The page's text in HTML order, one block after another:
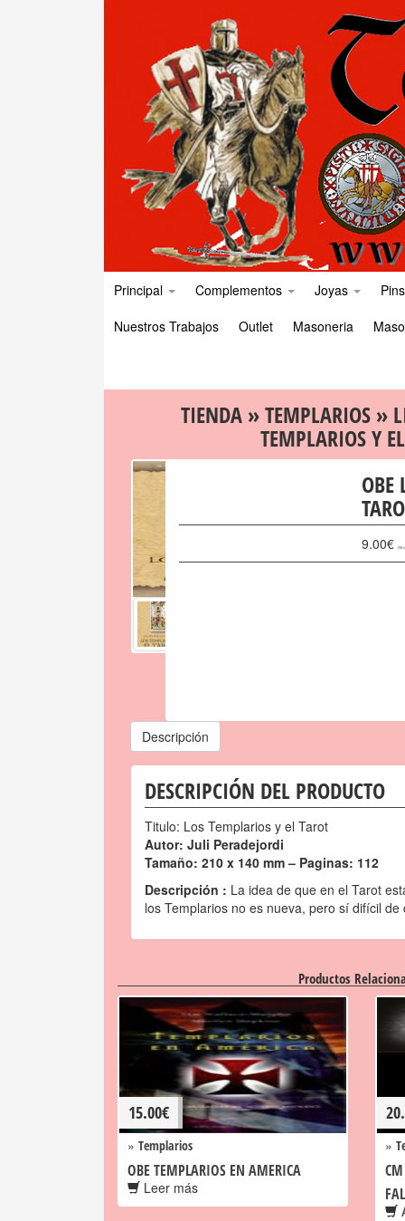
Principal Complementos Joyas
Pins
Nuestros Trabajos
Outlet Masoneria
TIENDA»TEMPLARIOS»
TEMPLARIOS Y
OBE
9.00€ IVA
Descripción
DESCRIPCIÓN DEL PRODUCTO
Titulo: Los Templarios y el Tarot
Autor: Juli Peradejordi
Tamaño: 210 x 140 mm – Paginas: 112
Descripción : La idea de que en el Tarot
los Templarios no es nueva, pero sí difícil de
Productos
15.00€
» Templarios
OBE TEMPLARIOS EN AMERICA
Leer más
»